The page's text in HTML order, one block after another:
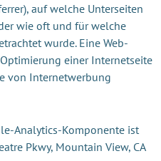
auf welche Unterseiten
wie oft und für welche
wurde. Eine Web-
einer Internetseite
von Internetwerbung
Analytics-Komponente ist
Pkwy, Mountain View, CA